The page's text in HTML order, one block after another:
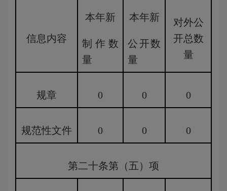
信息内容
本年新
制作数
量
本年新
公开数
量
对外公
开总数
量
规章 0 0 0
规范性文件 0 0 0
第二十条第（五）项